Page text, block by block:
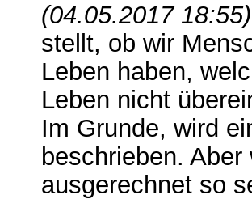
(04.05.2017 18:55)
stellt, ob wir
Leben haben,
Leben nicht
Im Grunde, wird
beschrieben.
ausgerechnet so